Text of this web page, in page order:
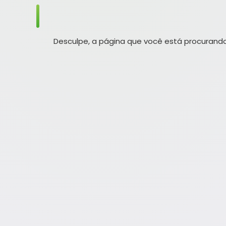
Desculpe, a página que você está